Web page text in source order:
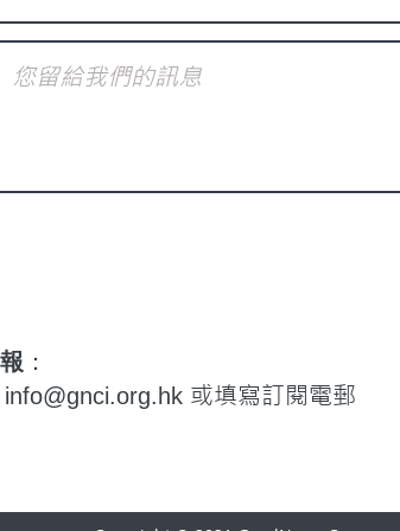
：
info@gnci.org.hk 或填寫訂閱電郵